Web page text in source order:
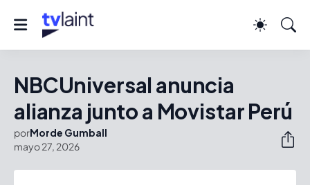
NBCUniversal anuncia
alianza junto a Movistar Perú
porMorde Gumball
mayo 27, 2026